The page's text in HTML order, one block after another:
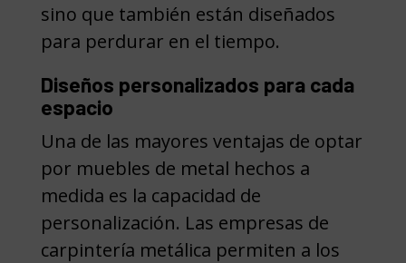
sino que también están diseñados
para perdurar en el tiempo.
Diseños personalizados para cada
espacio
Una de las mayores ventajas de optar
por muebles de metal hechos a
medida es la capacidad de
personalización. Las empresas de
carpintería metálica permiten a los